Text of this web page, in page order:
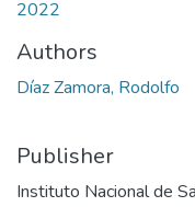
2022
Authors
Díaz Zamora, Rodolfo
Publisher
Instituto Nacional de